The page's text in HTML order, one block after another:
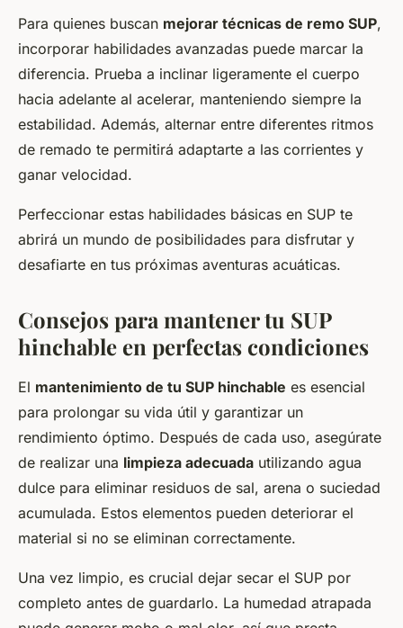
Para quienes buscan mejorar técnicas de remo SUP,
incorporar habilidades avanzadas puede marcar la
diferencia. Prueba a inclinar ligeramente el cuerpo
hacia adelante al acelerar, manteniendo siempre la
estabilidad. Además, alternar entre diferentes ritmos
de remado te permitirá adaptarte a las corrientes y
ganar velocidad.
Perfeccionar estas habilidades básicas en SUP te
abrirá un mundo de posibilidades para disfrutar y
desafiarte en tus próximas aventuras acuáticas.
Consejos para mantener tu SUP
hinchable en perfectas condiciones
El mantenimiento de tu SUP hinchable es esencial
para prolongar su vida útil y garantizar un
rendimiento óptimo. Después de cada uso, asegúrate
de realizar una limpieza adecuada utilizando agua
dulce para eliminar residuos de sal, arena o suciedad
acumulada. Estos elementos pueden deteriorar el
material si no se eliminan correctamente.
Una vez limpio, es crucial dejar secar el SUP por
completo antes de guardarlo. La humedad atrapada